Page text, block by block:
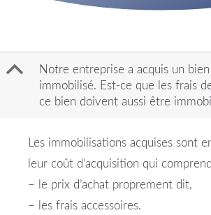
B
Notre entreprise a acquis un
immobilisé. Est-ce que les frais
ce bien doivent aussi être
Les immobilisations acquises sont
leur coût d’acquisition qui
– le prix d’achat proprement dit,
– les frais accessoires.